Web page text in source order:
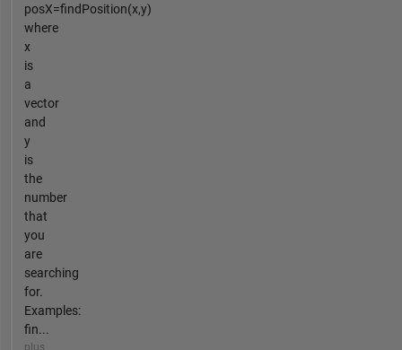
posX=findPosition(x,y)
where
x
is
a
vector
and
y
is
the
number
that
you
are
searching
for.
Examples:
fin...
plus